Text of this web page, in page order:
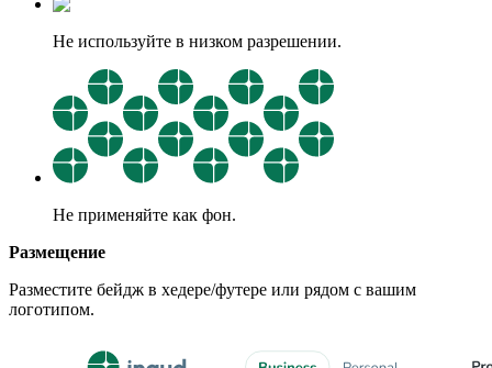
Не используйте в низком разрешении.
Не применяйте как фон.
Размещение
Разместите бейдж в хедере/футере или рядом с вашим
логотипом.